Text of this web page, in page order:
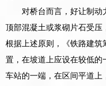
对桥台而言，好让制动
顶部混凝土或浆砌片石受压
根据上述原则，《铁路建
置，在坡道上应设在较低的
车站的一端，在区间平道上